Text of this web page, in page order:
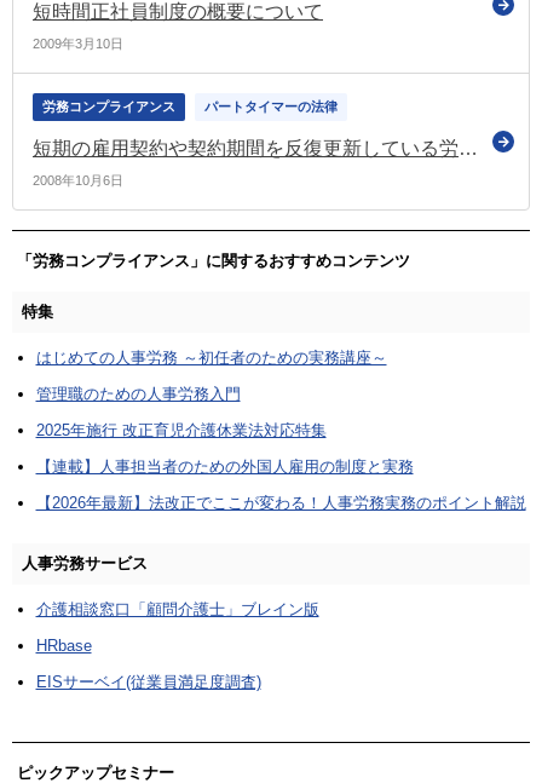
短時間正社員制度の概要について
2009年3月10日
労務コンプライアンス パートタイマーの法律
短期の雇用契約や契約期間を反復更新している労働者にも、育児休業や介護休業を認めるべきですか？
2008年10月6日
「労務コンプライアンス」に関するおすすめコンテンツ
特集
はじめての人事労務 ～初任者のための実務講座～
管理職のための人事労務入門
2025年施行 改正育児介護休業法対応特集
【連載】人事担当者のための外国人雇用の制度と実務
【2026年最新】法改正でここが変わる！人事労務実務のポイント解説
人事労務サービス
介護相談窓口「顧問介護士」ブレイン版
HRbase
EISサーベイ(従業員満足度調査)
ピックアップセミナー